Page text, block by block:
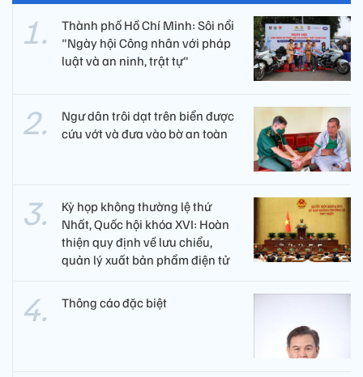
Thành phố Hồ Chí Minh: Sôi nổi
"Ngày hội Công nhân với pháp
luật và an ninh, trật tự"
Ngư dân trôi dạt trên biển được
cứu vớt và đưa vào bờ an toàn
Kỳ họp không thường lệ thứ
Nhất, Quốc hội khóa XVI: Hoàn
thiện quy định về lưu chiểu,
quản lý xuất bản phẩm điện tử
Thông cáo đặc biệt